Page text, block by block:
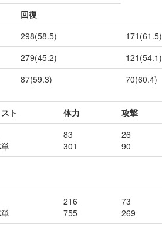
回復
298(58.5)
171(61.5)
279(45.2)
121(54.1)
87(59.3) 70(60.4)
ト 体力 攻撃
83
301
26
90
216
755
73
269